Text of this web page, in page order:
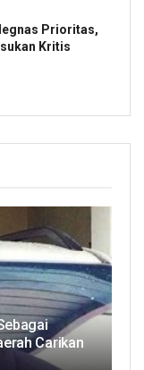
Prioritas,
Kritis
Carikan